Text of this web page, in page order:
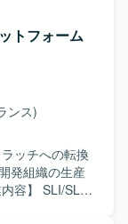
よるIMDSv2
じたプログラ
更、無影響確
応いただき
ら、ミドル
に調査し、
ける方を求
ョンアップや
ける方が望ま
リティ要件へ
害対応も行っ
ミュニケー
して実装上
ヒアリング
す。ビジネ
現までのプ
ポジシ
において、
設計・構築に
トフォーム
ンス)
ッチへの転換
発組織の生産